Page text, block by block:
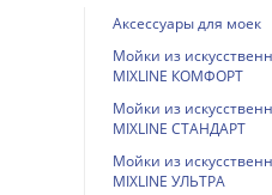
Аксессуары для моек
Мойки из
MIXLINE КОМФОРТ
Мойки из
MIXLINE СТАНДАРТ
Мойки из
MIXLINE УЛЬТРА